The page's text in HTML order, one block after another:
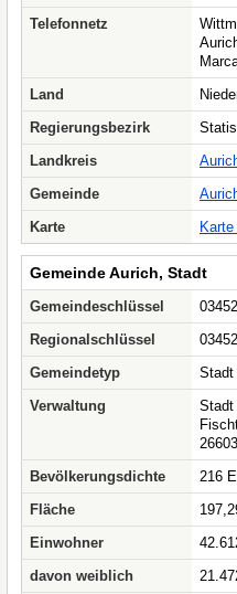
Telefonnetz
Land
Regierungsbezirk
Landkreis
Gemeinde
Karte
Gemeinde Aurich, Stadt
Gemeindeschlüssel
Regionalschlüssel
Gemeindetyp
Stadt
Verwaltung
Stadt
Bevölkerungsdichte
216
Fläche
Einwohner
davon weiblich